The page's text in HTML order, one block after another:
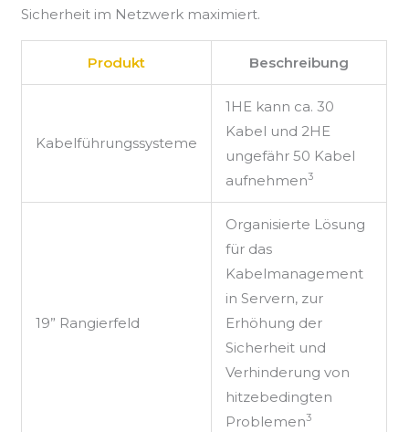
Sicherheit im Netzwerk maximiert.
Produkt Beschreibung
Kabelführungssysteme
1HE kann ca. 30
Kabel und 2HE
ungefähr 50 Kabel
aufnehmen3
19” Rangierfeld
Organisierte Lösung
für das
Kabelmanagement
in Servern, zur
Erhöhung der
Sicherheit und
Verhinderung von
hitzebedingten
Problemen3